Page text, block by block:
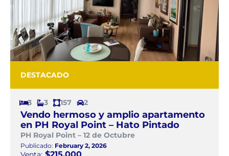
DESTACADO
3 3 157 2
Vendo hermoso y amplio apartamento
en PH Royal Point – Hato Pintado
PH Royal Point – 12 de Octubre
Publicado: February 2, 2026